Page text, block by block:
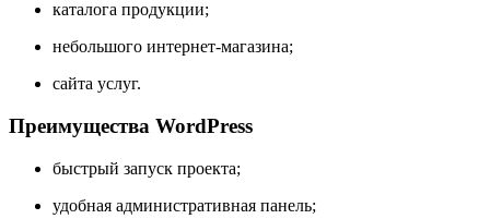
каталога продукции;
небольшого интернет-магазина;
сайта услуг.
Преимущества WordPress
быстрый запуск проекта;
удобная административная панель;